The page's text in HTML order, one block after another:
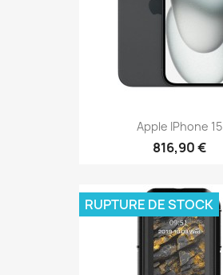
Apple IPhone 15
816,90 €
RUPTURE DE STOCK